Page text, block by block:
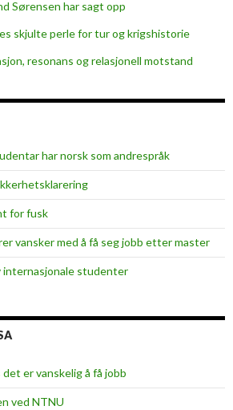
Sørensen har sagt opp
skjulte perle for tur og krigshistorie
resonans og relasjonell motstand
har norsk som andrespråk
for fusk
vansker med å få seg jobb etter master
internasjonale studenter
er vanskelig å få jobb
ved NTNU